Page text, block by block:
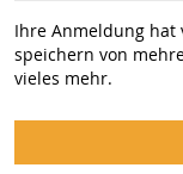
Ihre Anmeldung hat
speichern von
vieles mehr.